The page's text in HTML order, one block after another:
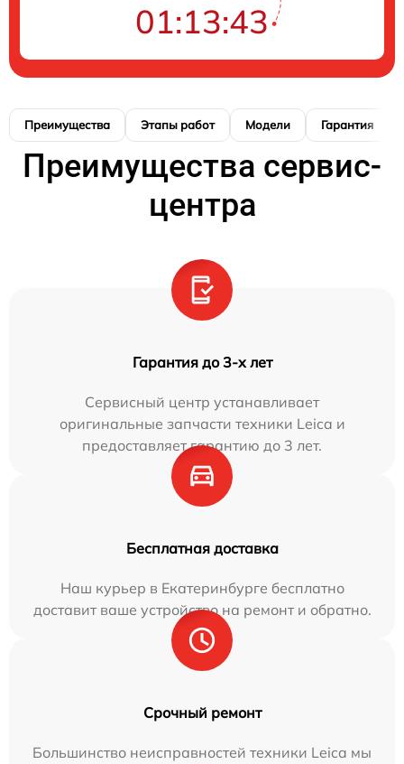
01:13:41
Преимущества Этапы работ Модели Гарантия
Преимущества сервис-
центра
Гарантия до 3-х лет
Сервисный центр устанавливает
оригинальные запчасти техники Leica и
предоставляет гарантию до 3 лет.
Бесплатная доставка
Наш курьер в Екатеринбурге бесплатно
доставит ваше устройство на ремонт и обратно.
Срочный ремонт
Большинство неисправностей техники Leica мы